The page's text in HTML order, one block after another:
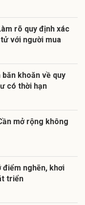
rõ quy định xác
với người mua
băn khoăn về quy
có thời hạn
mở rộng không
điểm nghẽn, khơi
triển